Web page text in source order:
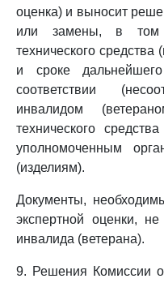
оценка) и выносит
или замены, в том
технического
и сроке
соответствии
инвалидом
технического
уполномоченным
(изделиям).
Документы,
экспертной оценки,
инвалида (ветерана).
9. Решения Комиссии